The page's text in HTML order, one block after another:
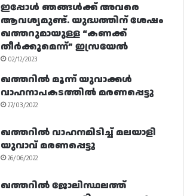
ഇപ്പോൾ ഞങ്ങൾക്ക് അവരെ
ആവശ്യമുണ്ട്. യുദ്ധത്തിന് ശേഷം
ഖത്തറുമായുള്ള “കണക്ക്
തീർക്കുമെന്ന്” ഇസ്രയേൽ
02/12/2023
ഖത്തറിൽ മൂന്ന് യുവാക്കൾ
വാഹനാപകടത്തിൽ മരണപ്പെട്ടു
27/03/2022
ഖത്തറിൽ വാഹനമിടിച്ച് മലയാളി
യുവാവ് മരണപ്പെട്ടു
26/06/2022
ഖത്തറിൽ ജോലിസ്ഥലത്ത്